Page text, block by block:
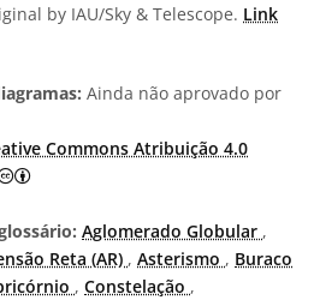
by IAU/Sky & Telescope. Link
Ainda não aprovado por
Commons Atribuição 4.0
Creative Commons Atribuição 4.0
Aglomerado Globular ,
Reta (AR) , Asterismo , Buraco
, Constelação ,